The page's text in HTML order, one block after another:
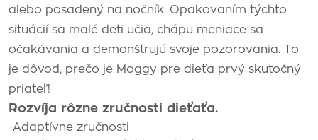
alebo posadený na nočník. Opakovaním týchto
situácií sa malé deti učia, chápu meniace sa
očakávania a demonštrujú svoje pozorovania. To
je dôvod, prečo je Moggy pre dieťa prvý skutočný
priateľ!
Rozvíja rôzne zručnosti dieťaťa.
-Adaptívne zručnosti